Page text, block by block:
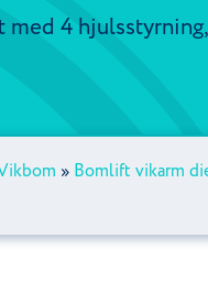
4
» Bomlift vikarm